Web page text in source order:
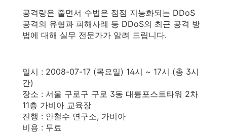
공격량은 줄면서 수법은 점점 지능화되는 DDoS
공격의 유형과 피해사례 등 DDoS의 최근 공격 방
법에 대해 실무 전문가가 알려 드립니다.
일시 : 2008-07-17 (목요일) 14시 ~ 17시 (총 3시
간)
장소 : 서울 구로구 구로 3동 대륭포스트타워 2차
11층 가비아 교육장
진행 : 안철수 연구소, 가비아
비용 : 무료